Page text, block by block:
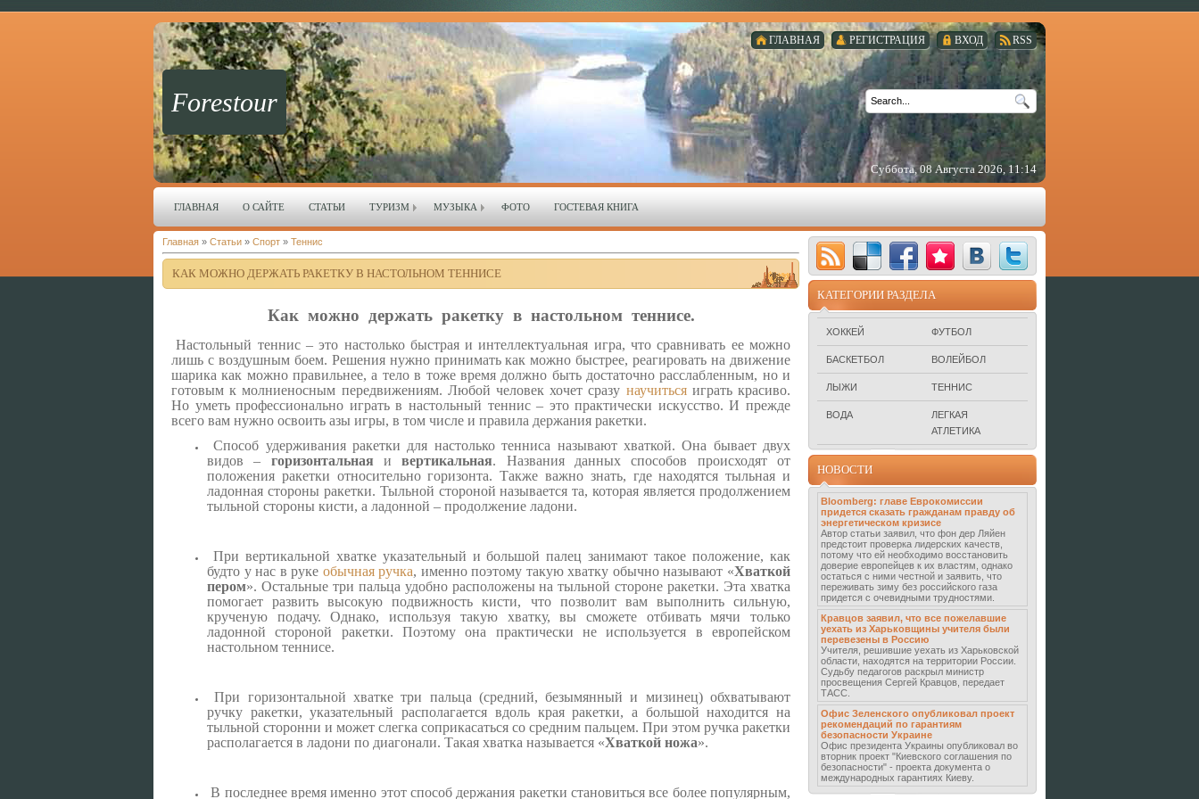
RSS
ВХОД
РЕГИСТРАЦИЯ
ГЛАВНАЯ
Forestour
Суббота, 08 Августа 2026, 11:14
ГЛАВНАЯ О САЙТЕ СТАТЬИ ТУРИЗМ МУЗЫКА ФОТО ГОСТЕВАЯ КНИГА
Главная » Статьи » Спорт » Теннис
КАК МОЖНО ДЕРЖАТЬ РАКЕТКУ В НАСТОЛЬНОМ ТЕННИСЕ
Как можно держать ракетку в настольном теннисе.
Настольный теннис – это настолько быстрая и интеллектуальная игра, что сравнивать ее можно
лишь с воздушным боем. Решения нужно принимать как можно быстрее, реагировать на движение
шарика как можно правильнее, а тело в тоже время должно быть достаточно расслабленным, но и
готовым к молниеносным передвижениям. Любой человек хочет сразу научитьсяиграть красиво.
Но уметь профессионально играть в настольный теннис – это практически искусство. И прежде
всего вам нужно освоить азы игры, в том числе и правила держания ракетки.
Способ удерживания ракетки для настолько тенниса называют хваткой. Она бывает двух
видов – горизонтальная ивертикальная. Названия данных способов происходят от
положения ракетки относительно горизонта. Также важно знать, где находятся тыльная и
ладонная стороны ракетки. Тыльной стороной называется та, которая является продолжением
тыльной стороны кисти, а ладонной – продолжение ладони.
При вертикальной хватке указательный и большой палец занимают такое положение, как
будто у нас в руке обычная ручка, именно поэтому такую хватку обычно называют «Хваткой
пером». Остальные три пальца удобно расположены на тыльной стороне ракетки. Эта хватка
помогает развить высокую подвижность кисти, что позволит вам выполнить сильную,
крученую подачу. Однако, используя такую хватку, вы сможете отбивать мячи только
ладонной стороной ракетки. Поэтому она практически не используется в европейском
настольном теннисе.
При горизонтальной хватке три пальца (средний, безымянный и мизинец) обхватывают
ручку ракетки, указательный располагается вдоль края ракетки, а большой находится на
тыльной сторонни и может слегка соприкасаться со средним пальцем. При этом ручка ракетки
располагается в ладони по диагонали. Такая хватка называется «Хваткой ножа».
В последнее время именно этот способ держания ракетки становиться все более популярным,
КАТЕГОРИИ РАЗДЕЛА
ХОККЕЙ ФУТБОЛ
БАСКЕТБОЛ ВОЛЕЙБОЛ
ЛЫЖИ ТЕННИС
ВОДА
ЛЕГКАЯ
АТЛЕТИКА
НОВОСТИ
Bloomberg: главе Еврокомиссии
придется сказать гражданам правду об
энергетическом кризисе
Автор статьи заявил, что фон дер Ляйен
предстоит проверка лидерских качеств,
потому что ей необходимо восстановить
доверие европейцев к их властям, однако
остаться с ними честной и заявить, что
переживать зиму без российского газа
придется с очевидными трудностями.
Кравцов заявил, что все пожелавшие
уехать из Харьковщины учителя были
перевезены в Россию
Учителя, решившие уехать из Харьковской
области, находятся на территории России.
Судьбу педагогов раскрыл министр
просвещения Сергей Кравцов, передает
ТАСС.
Офис Зеленского опубликовал проект
рекомендаций по гарантиям
безопасности Украине
Офис президента Украины опубликовал во
вторник проект "Киевского соглашения по
безопасности" - проекта документа о
международных гарантиях Киеву.